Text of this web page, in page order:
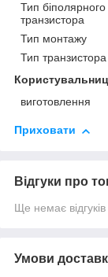
Тип біполярного
транзистора
Тип монтажу
Тип транзистора
виготовлення
Приховати
Відгуки про
Ще немає
Умови